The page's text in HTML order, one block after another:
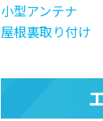
小型アンテナ
屋根裏取り付け